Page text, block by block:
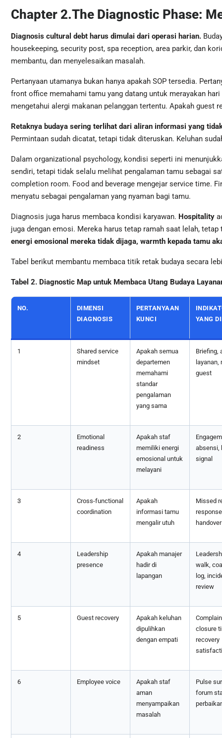
Chapter 2.The Diagnostic Phase:
Diagnosis cultural debt harus dimulai dari operasi harian.
housekeeping, security post, spa reception, area parkir, dan
membantu, dan menyelesaikan masalah.
Pertanyaan utamanya bukan hanya apakah SOP tersedia.
front office memahami tamu yang datang untuk merayakan
mengetahui alergi makanan pelanggan tertentu. Apakah
Retaknya budaya sering terlihat dari aliran informasi yang
Permintaan sudah dicatat, tetapi tidak diteruskan. Keluhan
Dalam organizational psychology, kondisi seperti ini
sendiri, tetapi tidak selalu melihat pengalaman tamu sebagai
completion room. Food and beverage mengejar service time.
menyatu sebagai pengalaman yang nyaman bagi tamu.
Diagnosis juga harus membaca kondisi karyawan. Hospitality
juga dengan emosi. Mereka harus tetap ramah saat lelah,
energi emosional mereka tidak dijaga, warmth kepada tamu
Tabel berikut membantu membaca titik retak budaya secara
Tabel 2. Diagnostic Map untuk Membaca Utang Budaya
NO.
DIMENSI
DIAGNOSIS
PERTANYAAN
KUNCI
YANG
1
Shared service
mindset
Apakah semua
departemen
memahami
standar
pengalaman
yang sama
Briefing,
layanan,
guest
2
Emotional
readiness
Apakah staf
memiliki energi
emosional untuk
melayani
absensi,
signal
3
Cross-functional
coordination
Apakah
informasi tamu
mengalir utuh
Missed
4
Leadership
presence
Apakah manajer
hadir di
lapangan
walk,
log,
review
5 Guest recovery
Apakah keluhan
dipulihkan
dengan empati
closure
recovery
6 Employee voice
Apakah staf
aman
menyampaikan
masalah
Pulse
forum